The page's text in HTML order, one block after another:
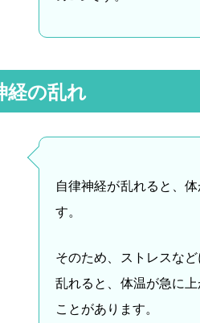
経の乱れ
自律神経が乱れると、
す。
そのため、ストレスな
乱れると、体温が急に
ことがあります。